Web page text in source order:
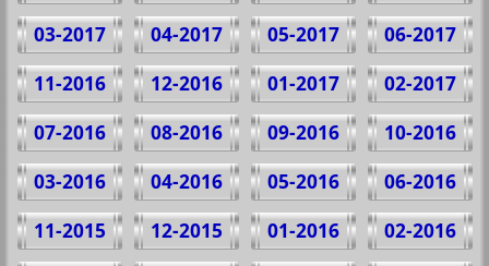
06-2017
05-2017
04-2017
03-2017
02-2017
01-2017
12-2016
11-2016
10-2016
09-2016
08-2016
07-2016
06-2016
05-2016
04-2016
03-2016
02-2016
01-2016
12-2015
11-2015